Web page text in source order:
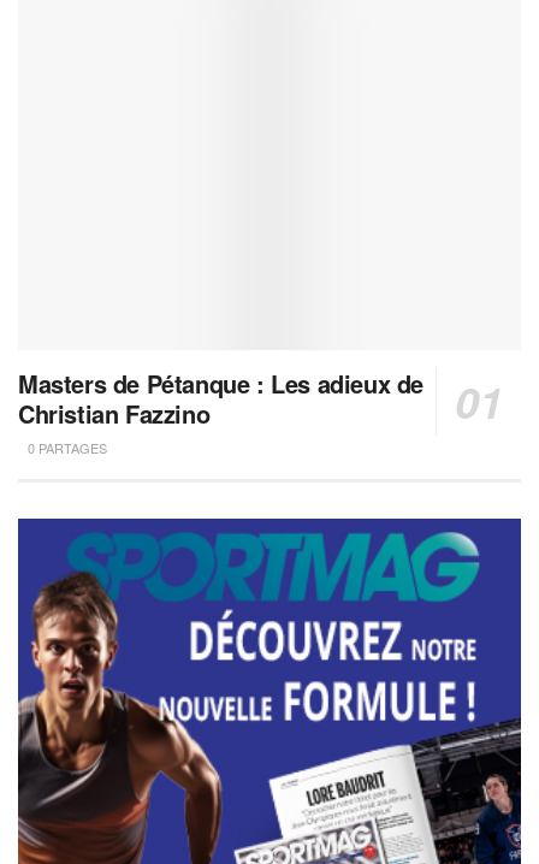
Masters de Pétanque : Les adieux de
Christian Fazzino
0 PARTAGES